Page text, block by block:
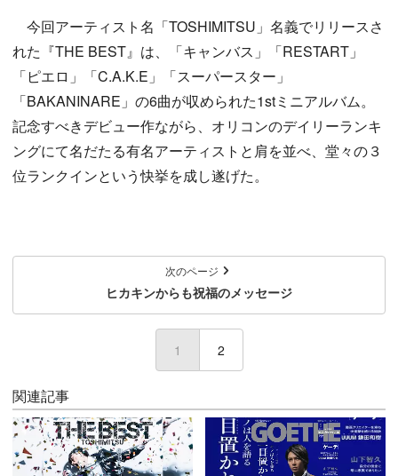
今回アーティスト名「TOSHIMITSU」名義でリリースさ
れた『THE BEST』は、「キャンバス」「RESTART」
「ピエロ」「C.A.K.E」「スーパースター」
「BAKANINARE」の6曲が収められた1stミニアルバム。
記念すべきデビュー作ながら、オリコンのデイリーランキ
ングにて名だたる有名アーティストと肩を並べ、堂々の３
位ランクインという快挙を成し遂げた。
次のページ
ヒカキンからも祝福のメッセージ
1 (current)
2
関連記事